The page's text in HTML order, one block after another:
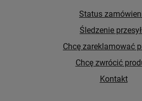
Status
Śledzenie
Chcę zareklamować
Chcę zwrócić
Kontakt